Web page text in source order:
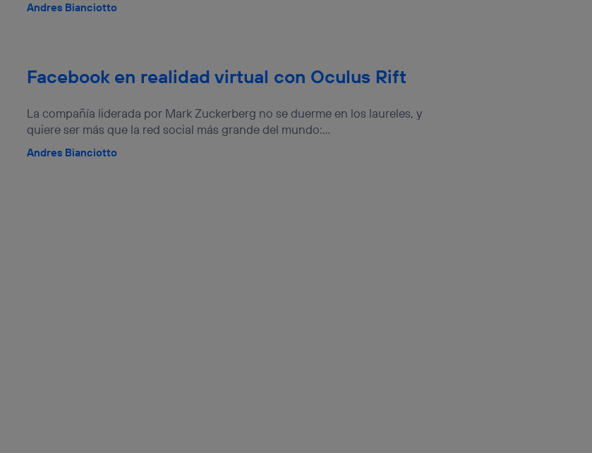
Andres Bianciotto
Facebook en realidad virtual con Oculus Rift
La compañía liderada por Mark Zuckerberg no se duerme en los laureles, y
quiere ser más que la red social más grande del mundo:...
Andres Bianciotto